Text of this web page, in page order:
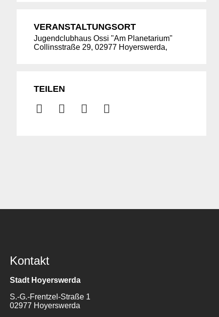
VERANSTALTUNGSORT
Jugendclubhaus Ossi "Am Planetarium"
Collinsstraße 29, 02977 Hoyerswerda,
TEILEN
Kontakt
Stadt Hoyerswerda
S.-G.-Frentzel-Straße 1
02977 Hoyerswerda